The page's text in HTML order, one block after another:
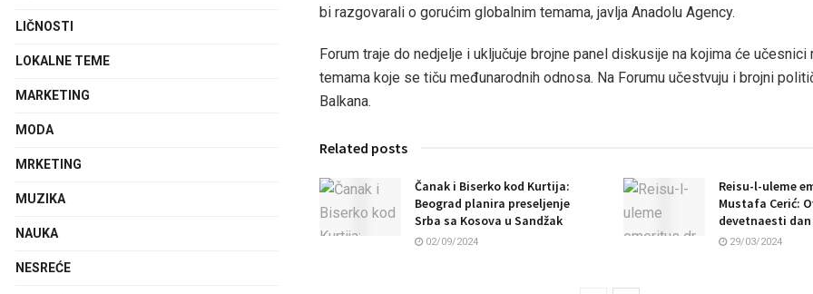
bi razgovarali o gorućim globalnim temama, javlja Anadolu Agency.
Forum traje do nedjelje i uključuje brojne panel diskusije na kojima će učesnici
temama koje se tiču međunarodnih odnosa. Na Forumu učestvuju i brojni
Balkana.
Related posts
Čanak i Biserko kod Kurtija:
Beograd planira preseljenje
Srba sa Kosova u Sandžak
02/09/2024
Reisu-l-uleme
Mustafa Cerić:
devetnaesti
29/03/2024
LIČNOSTI
LOKALNE TEME
MARKETING
MODA
MRKETING
MUZIKA
NAUKA
NESREĆE